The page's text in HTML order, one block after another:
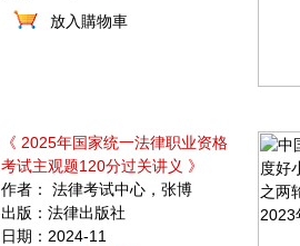
放入購物車
《 2025年国家统一法律职业资格
考试主观题120分过关讲义 》
作者： 法律考试中心，张博
出版：法律出版社
日期：2024-11